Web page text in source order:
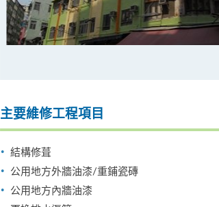
主要維修工程項目
結構修葺
公用地方外牆油漆/重鋪瓷磚
公用地方內牆油漆